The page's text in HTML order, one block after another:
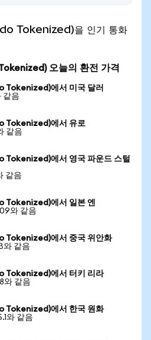
Tokenized)을 인기 통화
오늘의 환전 가격
Tokenized)에서 미국 달러
같음
Tokenized)에서 유로
같음
에서 영국 파운드 스털
같음
Tokenized)에서 일본 엔
와 같음
Tokenized)에서 중국 위안화
와 같음
Tokenized)에서 터키 리라
와 같음
Tokenized)에서 한국 원화
와 같음